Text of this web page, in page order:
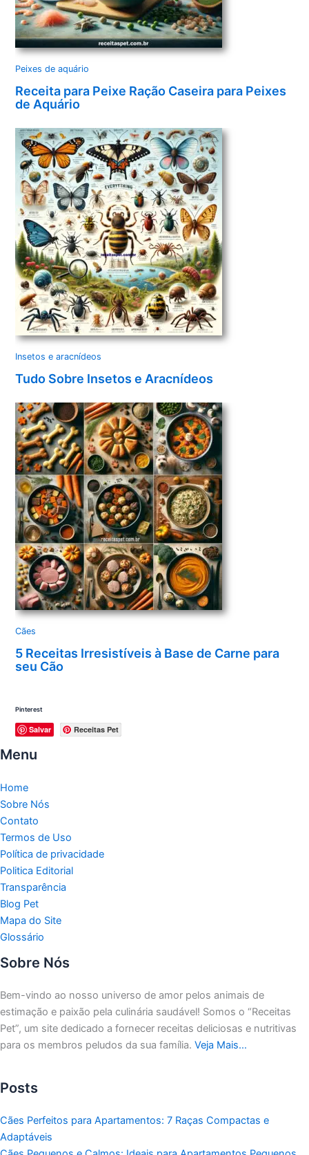
Peixes de aquário
Receita para Peixe Ração Caseira para Peixes
de Aquário
Insetos e aracnídeos
Tudo Sobre Insetos e Aracnídeos
Cães
5 Receitas Irresistíveis à Base de Carne para
seu Cão
Pinterest
Salvar Receitas Pet
Menu
Home
Sobre Nós
Contato
Termos de Uso
Política de privacidade
Politica Editorial
Transparência
Blog Pet
Mapa do Site
Glossário
Sobre Nós
Bem-vindo ao nosso universo de amor pelos animais de
estimação e paixão pela culinária saudável! Somos o “Receitas
Pet”, um site dedicado a fornecer receitas deliciosas e nutritivas
para os membros peludos da sua família. Veja Mais…
Posts
Cães Perfeitos para Apartamentos: 7 Raças Compactas e
Adaptáveis